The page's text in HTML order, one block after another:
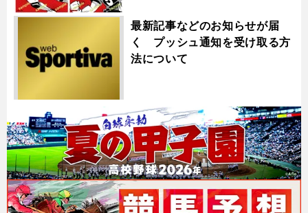
最新記事などのお知らせが届
く プッシュ通知を受け取る方
法について